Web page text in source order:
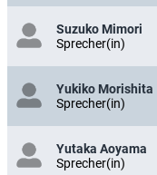
Suzuko Mimori
Sprecher(in)
Yukiko Morishita
Sprecher(in)
Yutaka Aoyama
Sprecher(in)